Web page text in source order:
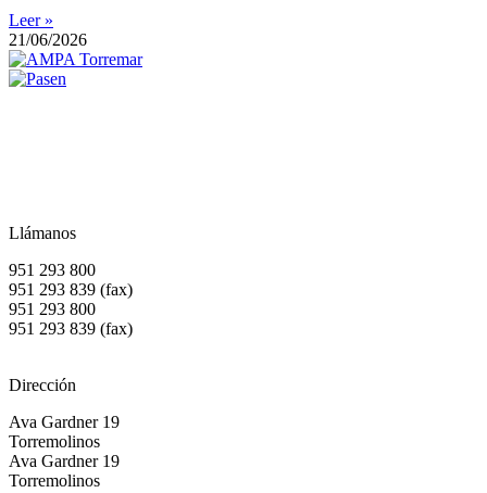
Leer »
21/06/2026
Llámanos
951 293 800
951 293 839 (fax)
951 293 800
951 293 839 (fax)
Dirección
Ava Gardner 19
Torremolinos
Ava Gardner 19
Torremolinos